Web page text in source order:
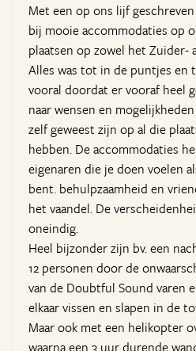
Met een op ons lijf
bij mooie accommodaties op
plaatsen op zowel het Zuider-
Alles was tot in de puntjes en
vooral doordat er vooraf heel
naar wensen en
zelf geweest zijn op al die
hebben. De accommodaties
eigenaren die je doen voelen
bent. behulpzaamheid en
het vaandel. De
oneindig.
Heel bijzonder zijn bv. een
12 personen door de
van de Doubtful Sound varen
elkaar vissen en slapen in de
Maar ook met een helikopter